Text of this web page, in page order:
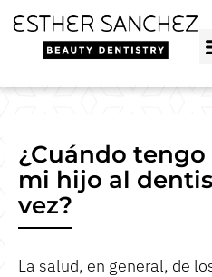
¿Cuándo
mi hijo al
vez?
La salud, en general, de